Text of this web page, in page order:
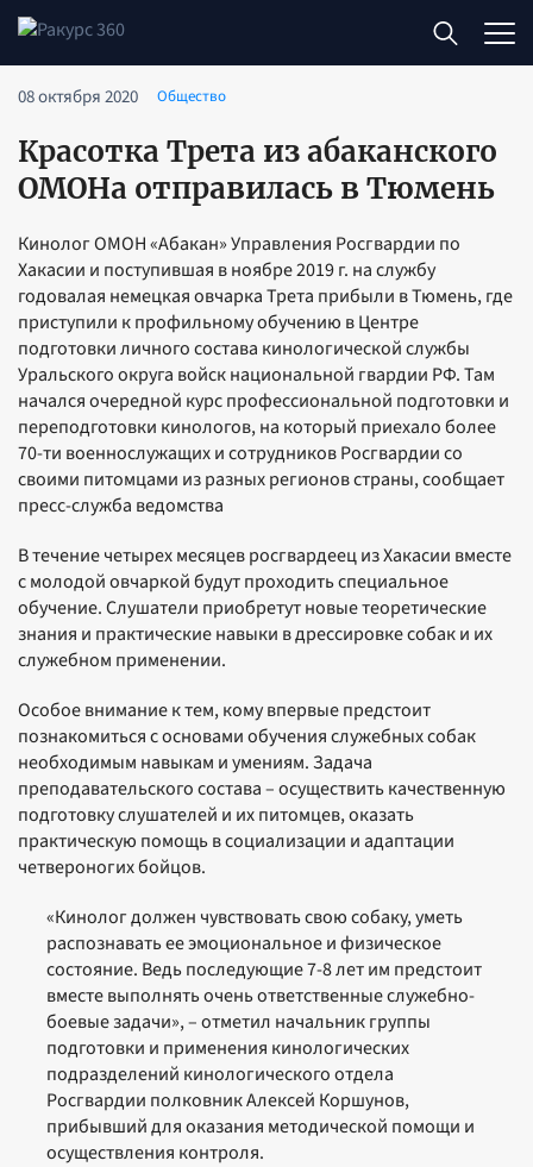
08 октября 2020 Общество
Красотка Трета из абаканского
ОМОНа отправилась в Тюмень
Кинолог ОМОН «Абакан» Управления Росгвардии по
Хакасии и поступившая в ноябре 2019 г. на службу
годовалая немецкая овчарка Трета прибыли в Тюмень, где
приступили к профильному обучению в Центре
подготовки личного состава кинологической службы
Уральского округа войск национальной гвардии РФ. Там
начался очередной курс профессиональной подготовки и
переподготовки кинологов, на который приехало более
70-ти военнослужащих и сотрудников Росгвардии со
своими питомцами из разных регионов страны, сообщает
пресс-служба ведомства
В течение четырех месяцев росгвардеец из Хакасии вместе
с молодой овчаркой будут проходить специальное
обучение. Слушатели приобретут новые теоретические
знания и практические навыки в дрессировке собак и их
служебном применении.
Особое внимание к тем, кому впервые предстоит
познакомиться с основами обучения служебных собак
необходимым навыкам и умениям. Задача
преподавательского состава – осуществить качественную
подготовку слушателей и их питомцев, оказать
практическую помощь в социализации и адаптации
четвероногих бойцов.
«Кинолог должен чувствовать свою собаку, уметь
распознавать ее эмоциональное и физическое
состояние. Ведь последующие 7-8 лет им предстоит
вместе выполнять очень ответственные служебно-
боевые задачи», – отметил начальник группы
подготовки и применения кинологических
подразделений кинологического отдела
Росгвардии полковник Алексей Коршунов,
прибывший для оказания методической помощи и
осуществления контроля.